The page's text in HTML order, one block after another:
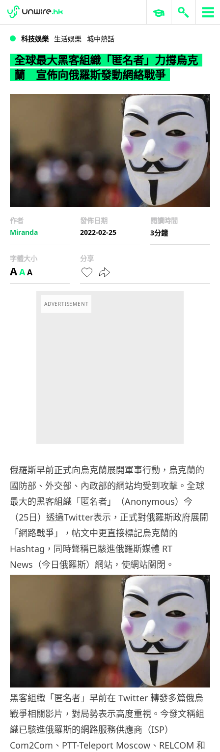
WWDC 2026 ERP 與商業 AI
科技娛樂 生活娛樂 城中熱話
全球最大黑客組織「匿名者」力撐烏克
蘭 宣佈向俄羅斯發動網絡戰爭
作者
Miranda
發佈日期
2022-02-25
閱讀時間
3分鐘
字體大小
AAA
分享
ADVERTISEMENT
俄羅斯早前正式向烏克蘭展開軍事行動，烏克蘭的
國防部、外交部、內政部的網站均受到攻擊。全球
最大的黑客組織「匿名者」（Anonymous）今
（25日）透過Twitter表示，正式對俄羅斯政府展開
「網路戰爭」，帖文中更直接標記烏克蘭的
Hashtag，同時聲稱已駭進俄羅斯媒體 RT
News（今日俄羅斯）網站，使網站關閉。
黑客組織「匿名者」早前在 Twitter 轉發多篇俄烏
戰爭相關影片，對局勢表示高度重視。今發文稱組
織已駭進俄羅斯的網路服務供應商（ISP）
Com2Com、PTT-Teleport Moscow、RELCOM 和